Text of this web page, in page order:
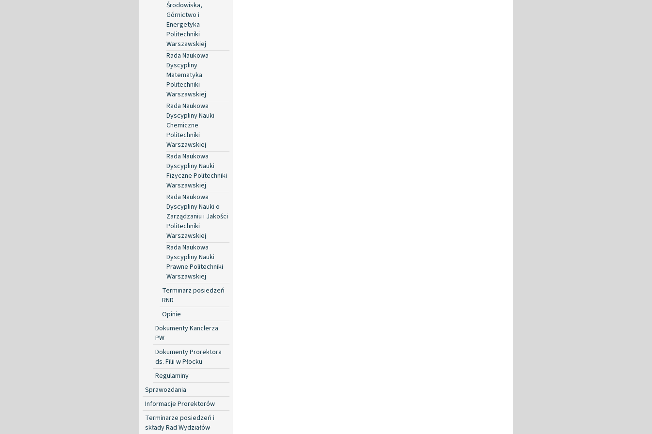
Środowiska,
Górnictwo i
Energetyka
Politechniki
Warszawskiej
Rada Naukowa
Dyscypliny
Matematyka
Politechniki
Warszawskiej
Rada Naukowa
Dyscypliny Nauki
Chemiczne
Politechniki
Warszawskiej
Rada Naukowa
Dyscypliny Nauki
Fizyczne Politechniki
Warszawskiej
Rada Naukowa
Dyscypliny Nauki o
Zarządzaniu i Jakości
Politechniki
Warszawskiej
Rada Naukowa
Dyscypliny Nauki
Prawne Politechniki
Warszawskiej
Terminarz posiedzeń
RND
Opinie
Dokumenty Kanclerza
PW
Dokumenty Prorektora
ds. Filii w Płocku
Regulaminy
Sprawozdania
Informacje Prorektorów
Terminarze posiedzeń i
składy Rad Wydziałów